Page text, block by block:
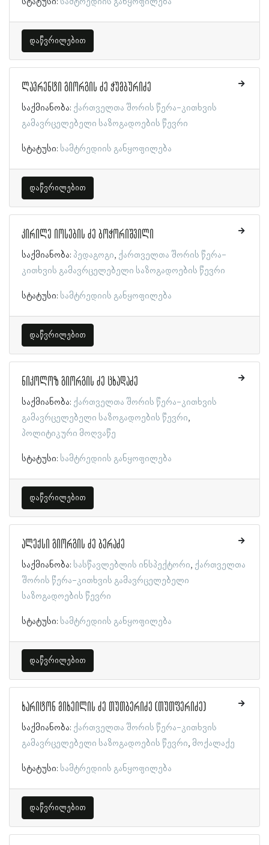
დაწვრილებით
ლავრენტი გიორგის ძე ჭუმბურიძე
საქმიანობა: ქართველთა შორის წერა-კითხვის
გამავრცელებელი საზოგადოების წევრი
სტატუსი: სამტრედიის განყოფილება
დაწვრილებით
კირილე იოსების ძე ბოჭორიშვილი
საქმიანობა: პედაგოგი ქართველთა შორის წერა-
კითხვის გამავრცელებელი საზოგადოების წევრი
სტატუსი: სამტრედიის განყოფილება
დაწვრილებით
ნიკოლოზ გიორგის ძე ცხადაძე
საქმიანობა: ქართველთა შორის წერა-კითხვის
გამავრცელებელი საზოგადოების წევრი
პოლიტიკური მოღვაწე
სტატუსი: სამტრედიის განყოფილება
დაწვრილებით
ალექსი გიორგის ძე ბერაძე
საქმიანობა: სასწავლებლის ინსპექტორი ქართველთა
შორის წერა-კითხვის გამავრცელებელი
საზოგადოების წევრი
სტატუსი: სამტრედიის განყოფილება
დაწვრილებით
ხარიტონ მიხეილის ძე თუთბერიძე (თუთფერიძე)
საქმიანობა: ქართველთა შორის წერა-კითხვის
გამავრცელებელი საზოგადოების წევრი მოქალაქე
სტატუსი: სამტრედიის განყოფილება
დაწვრილებით